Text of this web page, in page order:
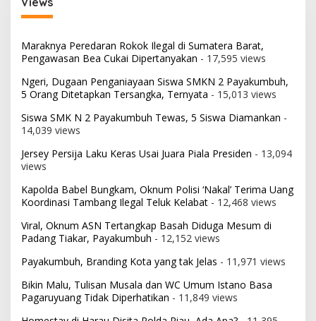
Maraknya Peredaran Rokok Ilegal di Sumatera Barat,
Pengawasan Bea Cukai Dipertanyakan - 17,595 views
Ngeri, Dugaan Penganiayaan Siswa SMKN 2 Payakumbuh,
5 Orang Ditetapkan Tersangka, Ternyata - 15,013 views
Siswa SMK N 2 Payakumbuh Tewas, 5 Siswa Diamankan -
14,039 views
Jersey Persija Laku Keras Usai Juara Piala Presiden - 13,094
views
Kapolda Babel Bungkam, Oknum Polisi ‘Nakal’ Terima Uang
Koordinasi Tambang Ilegal Teluk Kelabat - 12,468 views
Viral, Oknum ASN Tertangkap Basah Diduga Mesum di
Padang Tiakar, Payakumbuh - 12,152 views
Payakumbuh, Branding Kota yang tak Jelas - 11,971 views
Bikin Malu, Tulisan Musala dan WC Umum Istano Basa
Pagaruyuang Tidak Diperhatikan - 11,849 views